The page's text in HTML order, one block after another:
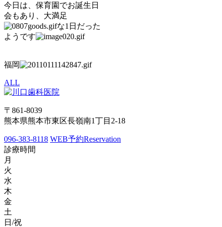
今日は、保育園でお誕生日
会もあり、大満足
な1日だった
ようです
福岡
ALL
〒861-8039
熊本県熊本市東区長嶺南1丁目2-18
096-383-8118 WEB予約Reservation
診療時間
月
火
水
木
金
土
日/祝